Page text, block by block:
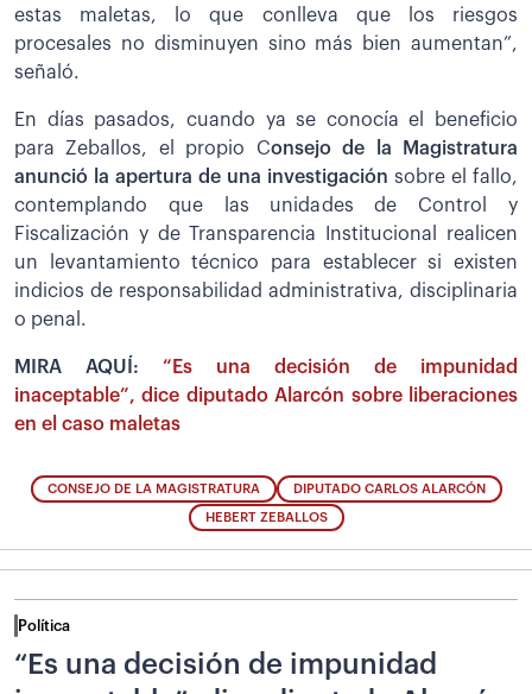
estas maletas, lo que conlleva que los riesgos
procesales no disminuyen sino más bien aumentan”,
señaló.
En días pasados, cuando ya se conocía el beneficio
para Zeballos, el propio Consejo de la Magistratura
anunció la apertura de una investigación sobre el fallo,
contemplando que las unidades de Control y
Fiscalización y de Transparencia Institucional realicen
un levantamiento técnico para establecer si existen
indicios de responsabilidad administrativa, disciplinaria
o penal.
MIRA AQUÍ: “Es una decisión de impunidad
inaceptable”, dice diputado Alarcón sobre liberaciones
en el caso maletas
CONSEJO DE LA MAGISTRATURA DIPUTADO CARLOS ALARCÓN
HEBERT ZEBALLOS
Política
“Es una decisión de impunidad